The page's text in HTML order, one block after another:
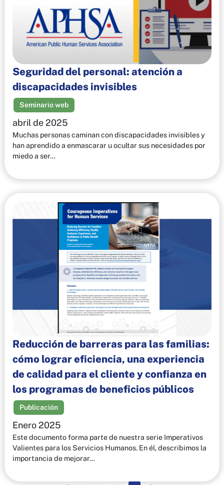
Seguridad del personal: atención a
discapacidades invisibles
Seminario web
abril de 2025
Muchas personas caminan con discapacidades invisibles y
han aprendido a enmascarar u ocultar sus necesidades por
miedo a ser…
Reducción de barreras para las familias:
cómo lograr eficiencia, una experiencia
de calidad para el cliente y confianza en
los programas de beneficios públicos
Publicación
Enero 2025
Este documento forma parte de nuestra serie Imperativos
Valientes para los Servicios Humanos. En él, describimos la
importancia de mejorar…